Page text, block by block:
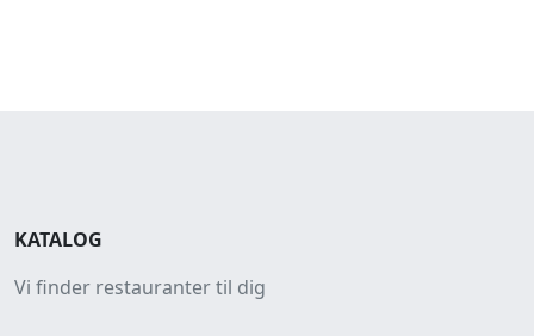
KATALOG
Vi finder restauranter til dig